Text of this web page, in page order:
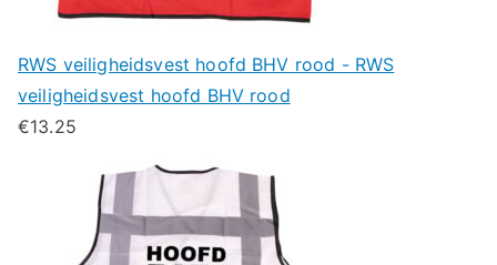
RWS veiligheidsvest hoofd BHV rood - RWS
veiligheidsvest hoofd BHV rood
€13.25